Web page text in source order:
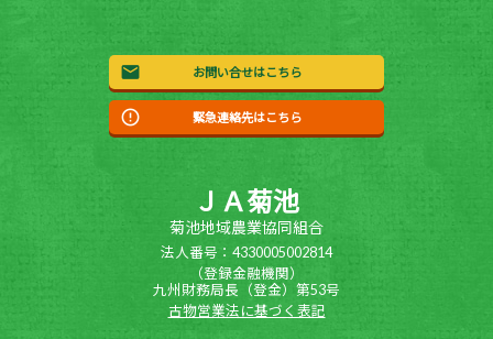
お問い合せはこちら
緊急連絡先はこちら
ＪＡ菊池
菊池地域農業協同組合
法人番号：4330005002814
（登録金融機関）
九州財務局長（登金）第53号
古物営業法に基づく表記